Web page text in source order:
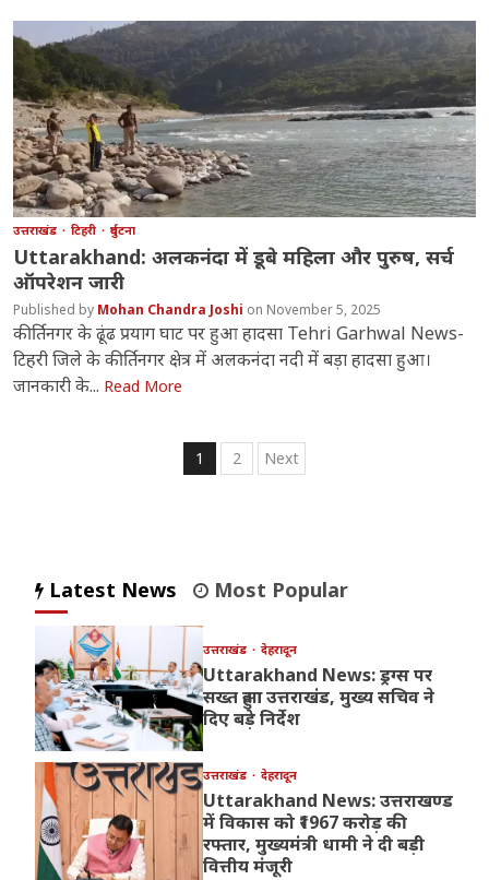
उत्तराखंड टिहरी दुर्घटना
Uttarakhand: अलकनंदा में डूबे महिला और पुरुष, सर्च
ऑपरेशन जारी
Mohan Chandra Joshi November 5, 2025
कीर्तिनगर के ढूंढ प्रयाग घाट पर हुआ हादसा Tehri Garhwal News-
टिहरी जिले के कीर्तिनगर क्षेत्र में अलकनंदा नदी में बड़ा हादसा हुआ।
जानकारी के... Read More
Posts
1 2 Next
Latest News Most Popular
उत्तराखंड देहरादून
Uttarakhand News: ड्रग्स पर
सख्त हुआ उत्तराखंड, मुख्य सचिव ने
दिए बड़े निर्देश
उत्तराखंड देहरादून
Uttarakhand News: उत्तराखण्ड
में विकास को ₹1967 करोड़ की
रफ्तार, मुख्यमंत्री धामी ने दी बड़ी
वित्तीय मंजूरी